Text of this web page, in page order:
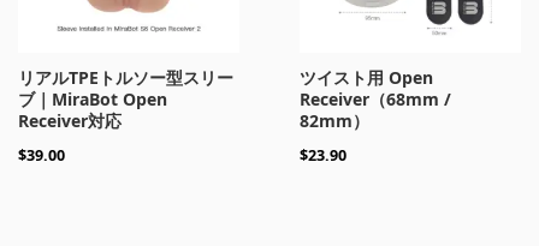
リアルTPEトルソー型スリー
ブ｜MiraBot Open
Receiver対応
$39.00
ツイスト用 Open
Receiver（68mm /
82mm）
$23.90